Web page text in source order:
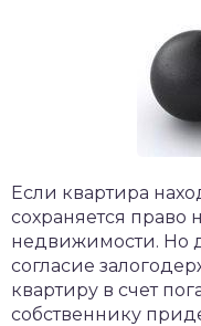
Если квартира
сохраняется право
недвижимости. Но
согласие
квартиру в счет
собственнику